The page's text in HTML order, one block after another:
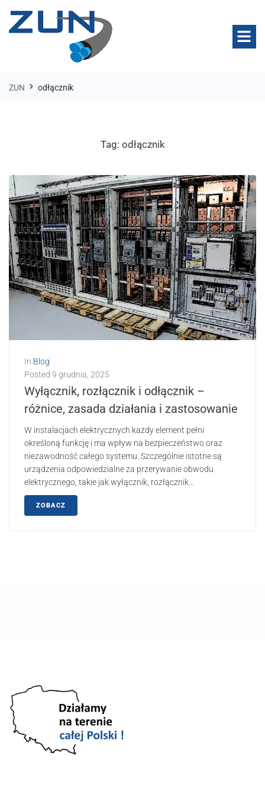
ZUN odłącznik
Tag: odłącznik
In Blog
Posted 9 grudnia, 2025
Wyłącznik, rozłącznik i odłącznik –
różnice, zasada działania i zastosowanie
W instalacjach elektrycznych każdy element pełni
określoną funkcję i ma wpływ na bezpieczeństwo oraz
niezawodność całego systemu. Szczególnie istotne są
urządzenia odpowiedzialne za przerywanie obwodu
elektrycznego, takie jak wyłącznik, rozłącznik...
ZOBACZ